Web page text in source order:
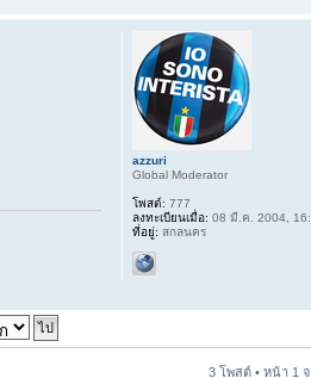
azzuri
Global Moderator
โพสต์: 777
ลงทะเบียนเมื่อ: 08 มี.ค. 2004,
ที่อยู่: สกลนคร
3 โพสต์ • หน้า 1